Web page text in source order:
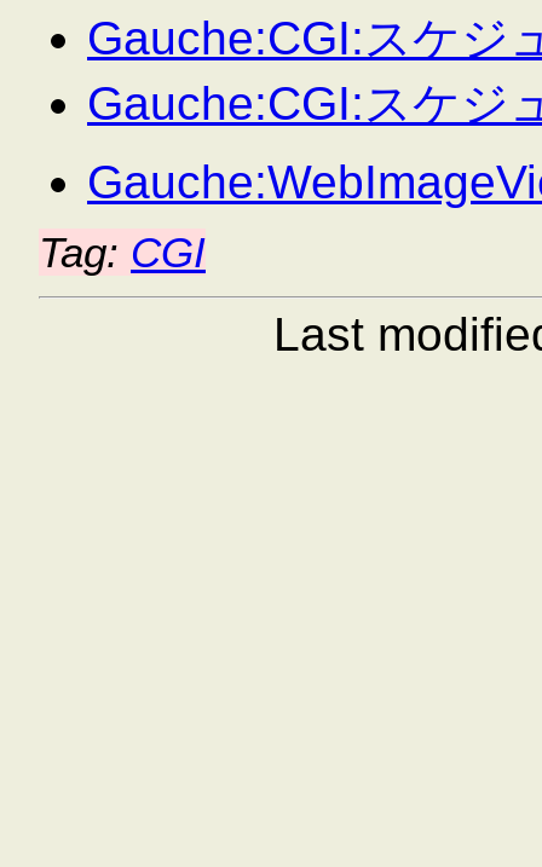
Gauche:CGI:スケジ
Gauche:CGI:スケジ
Tag: CGI
Last